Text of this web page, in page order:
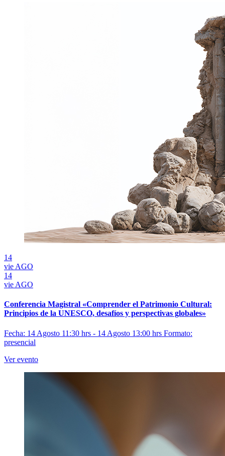
14
vie AGO
14
vie AGO
Conferencia Magistral «Comprender el Patrimonio Cultural:
Principios de la UNESCO, desafíos y perspectivas globales»
Fecha: 14 Agosto 11:30 hrs - 14 Agosto 13:00 hrs Formato:
presencial
Ver evento